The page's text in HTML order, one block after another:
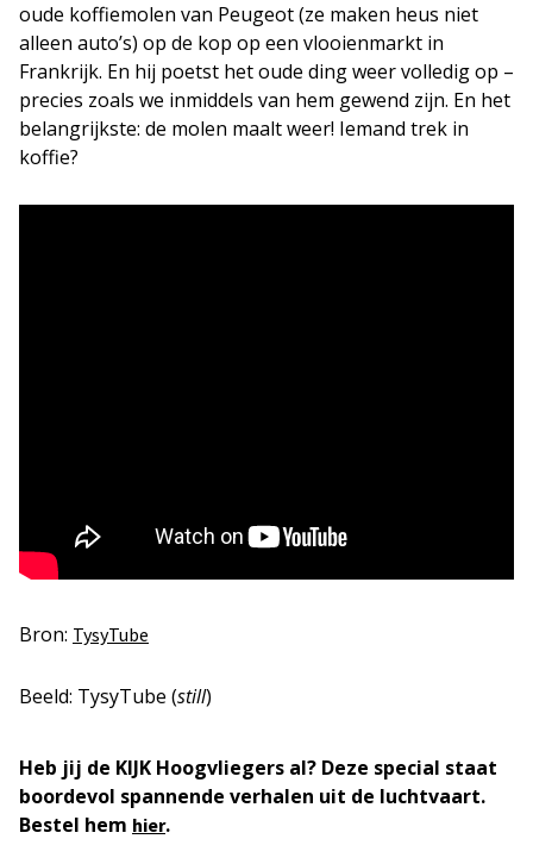
oude koffiemolen van Peugeot (ze maken heus niet
alleen auto’s) op de kop op een vlooienmarkt in
Frankrijk. En hij poetst het oude ding weer volledig op –
precies zoals we inmiddels van hem gewend zijn. En het
belangrijkste: de molen maalt weer! Iemand trek in
koffie?
Bron: TysyTube
Beeld: TysyTube (still)
Heb jij de KIJK Hoogvliegers al? Deze special staat
boordevol spannende verhalen uit de luchtvaart.
Bestel hem hier.